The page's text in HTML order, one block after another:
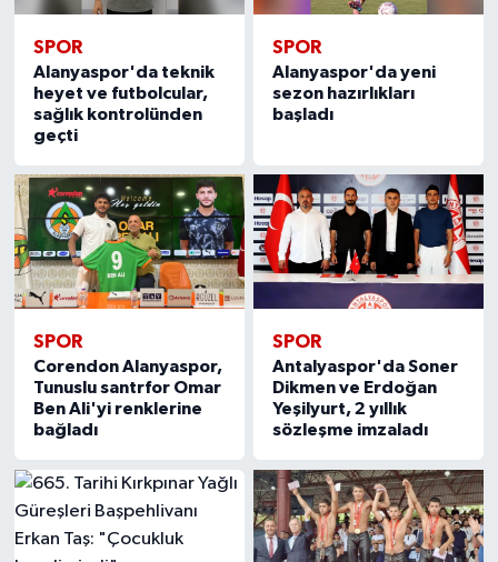
SPOR
Alanyaspor'da teknik
heyet ve futbolcular,
sağlık kontrolünden
geçti
SPOR
Alanyaspor'da yeni
sezon hazırlıkları
başladı
SPOR
Corendon Alanyaspor,
Tunuslu santrfor Omar
Ben Ali'yi renklerine
bağladı
SPOR
Antalyaspor'da Soner
Dikmen ve Erdoğan
Yeşilyurt, 2 yıllık
sözleşme imzaladı